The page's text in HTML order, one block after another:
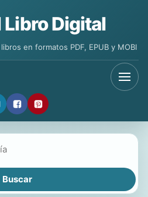
Libro Digital
en formatos PDF, EPUB y MOBI